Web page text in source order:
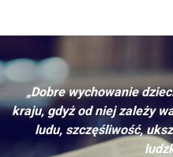
„Dobre wychowanie
kraju, gdyż od niej zależy
ludu, szczęśliwość,